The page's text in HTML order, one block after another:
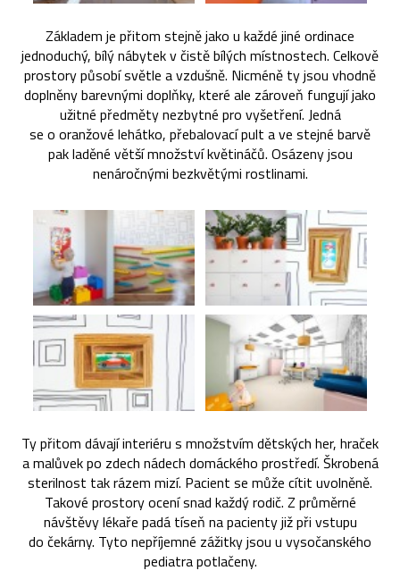
Základem je přitom stejně jako u každé jiné ordinace
jednoduchý, bílý nábytek v čistě bílých místnostech. Celkově
prostory působí světle a vzdušně. Nicméně ty jsou vhodně
doplněny barevnými doplňky, které ale zároveň fungují jako
užitné předměty nezbytné pro vyšetření. Jedná
se o oranžové lehátko, přebalovací pult a ve stejné barvě
pak laděné větší množství květináčů. Osázeny jsou
nenáročnými bezkvětými rostlinami.
Ty přitom dávají interiéru s množstvím dětských her, hraček
a malůvek po zdech nádech domáckého prostředí. Škrobená
sterilnost tak rázem mizí. Pacient se může cítit uvolněně.
Takové prostory ocení snad každý rodič. Z průměrné
návštěvy lékaře padá tíseň na pacienty již při vstupu
do čekárny. Tyto nepříjemné zážitky jsou u vysočanského
pediatra potlačeny.